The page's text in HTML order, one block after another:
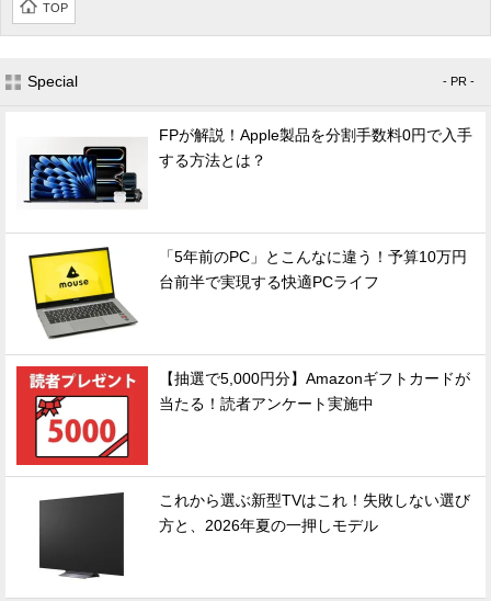
TOP
Special - PR -
FPが解説！Apple製品を分割手数料0円で入手
する方法とは？
「5年前のPC」とこんなに違う！予算10万円
台前半で実現する快適PCライフ
【抽選で5,000円分】Amazonギフトカードが
当たる！読者アンケート実施中
これから選ぶ新型TVはこれ！失敗しない選び
方と、2026年夏の一押しモデル